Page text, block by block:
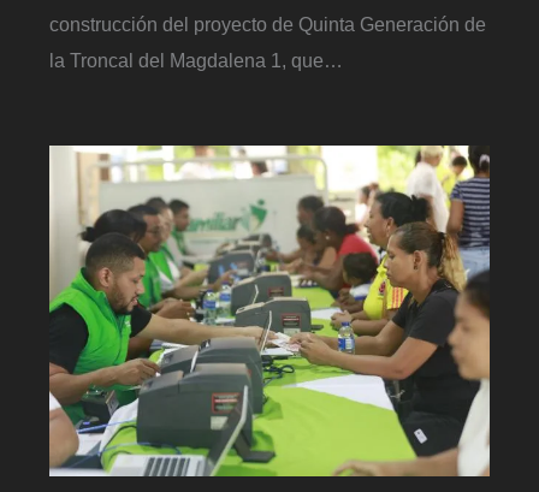
construcción del proyecto de Quinta Generación de
la Troncal del Magdalena 1, que…